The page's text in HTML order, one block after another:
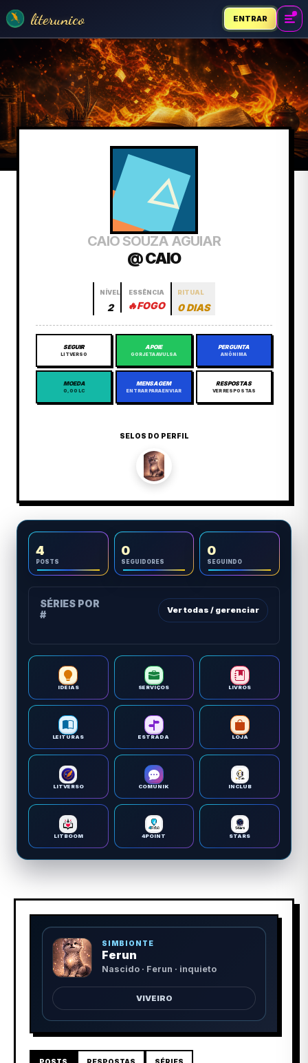
literunico ENTRAR
CAIO SOUZA AGUIAR
@ CAIO
NÍVEL
2
ESSÊNCIA
🔥FOGO
RITUAL
0 DIAS
SEGUIR
LITVERSO
APOIE
GORJETA AVULSA
PERGUNTA
ANÔNIMA
MOEDA
0,00 LC
MENSAGEM
ENTRAR PARA ENVIAR
RESPOSTAS
VER RESPOSTAS
SELOS DO PERFIL
4
POSTS
0
SEGUIDORES
0
SEGUINDO
SÉRIES POR
#
Ver todas / gerenciar
IDEIAS SERVIÇOS LIVROS
LEITURAS ESTRADA LOJA
LITVERSO COMUNIK INCLUB
LITBOOM 4POINT STARS
SIMBIONTE
Ferun
Nascido · Ferun · inquieto
VIVEIRO